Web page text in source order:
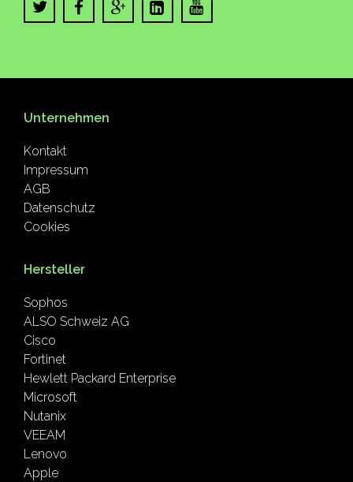
Unternehmen
Kontakt
Impressum
AGB
Datenschutz
Cookies
Hersteller
Sophos
ALSO Schweiz AG
Cisco
Fortinet
Hewlett Packard Enterprise
Microsoft
Nutanix
VEEAM
Lenovo
Apple